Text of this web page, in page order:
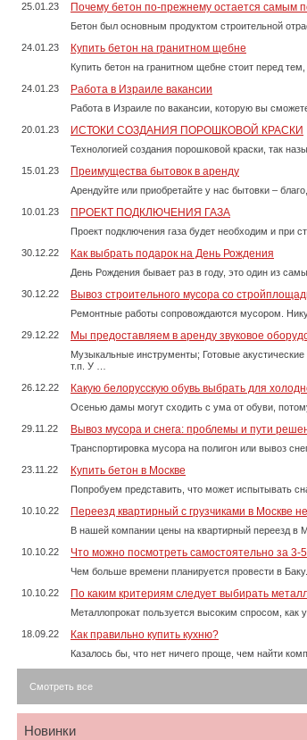
25.01.23
Почему бетон по-прежнему остается самым
Бетон был основным продуктом строительной
24.01.23
Купить бетон на гранитном щебне
Купить бетон на гранитном щебне стоит перед
24.01.23
Работа в Израиле вакансии
Работа в Израиле по вакансии, которую вы
20.01.23
ИСТОКИ СОЗДАНИЯ ПОРОШКОВОЙ КРАСКИ
Технологией создания порошковой краски, так
15.01.23
Преимущества бытовок в аренду
Арендуйте или приобретайте у нас бытовки –
10.01.23
ПРОЕКТ ПОДКЛЮЧЕНИЯ ГАЗА
Проект подключения газа будет необходим и при
30.12.22
Как выбрать подарок на День Рождения
День Рождения бывает раз в году, это один из
30.12.22
Вывоз строительного мусора со
Ремонтные работы сопровождаются мусором.
29.12.22
Мы предоставляем в аренду звуковое
Музыкальные инструменты; Готовые
т.п. У …
26.12.22
Какую белорусскую обувь выбрать для
Осенью дамы могут сходить с ума от обуви,
29.11.22
Вывоз мусора и снега: проблемы и пути
Транспортировка мусора на полигон или вывоз
23.11.22
Купить бетон в Москве
Попробуем представить, что может испытывать
10.10.22
Переезд квартирный с грузчиками в Москве
В нашей компании цены на квартирный переезд в
10.10.22
Что можно посмотреть самостоятельно за 3-
Чем больше времени планируется провести в
10.10.22
По каким критериям следует выбирать
Металлопрокат пользуется высоким спросом, как
18.09.22
Как правильно купить кухню?
Казалось бы, что нет ничего проще, чем найти
Смотреть все
Новинки